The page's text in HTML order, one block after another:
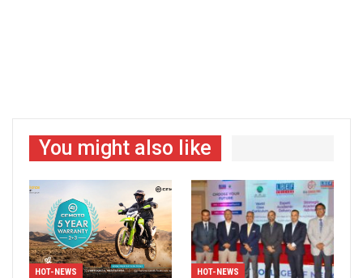
You might also like
HOT-NEWS HOT-NEWS